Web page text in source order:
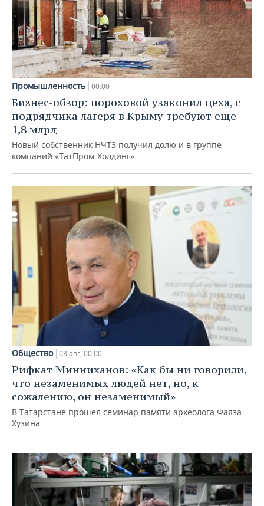
Промышленность 00:00
Бизнес-обзор: пороховой узаконил цеха, с
подрядчика лагеря в Крыму требуют еще
1,8 млрд
Новый собственник НЧТЗ получил долю и в группе
компаний «ТатПром-Холдинг»
Общество 03 авг, 00:00
Рифкат Минниханов: «Как бы ни говорили,
что незаменимых людей нет, но, к
сожалению, он незаменимый»
В Татарстане прошел семинар памяти археолога Фаяза
Хузина